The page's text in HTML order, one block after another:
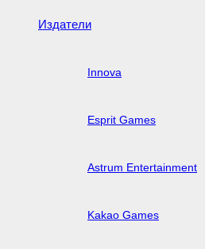
Издатели
Innova
Esprit Games
Astrum Entertainment
Kakao Games